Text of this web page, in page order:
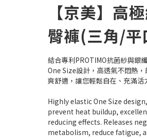
【京美】高
臀褲(三角/
結合專利PROTIMO抗菌紗與銀
One Size設計，高透氣不悶熱
爽舒適，讓您輕鬆自在、充滿活
Highly elastic One Size
prevent heat buildup,
reducing effects. Releases
metabolism, reduce fatigue,